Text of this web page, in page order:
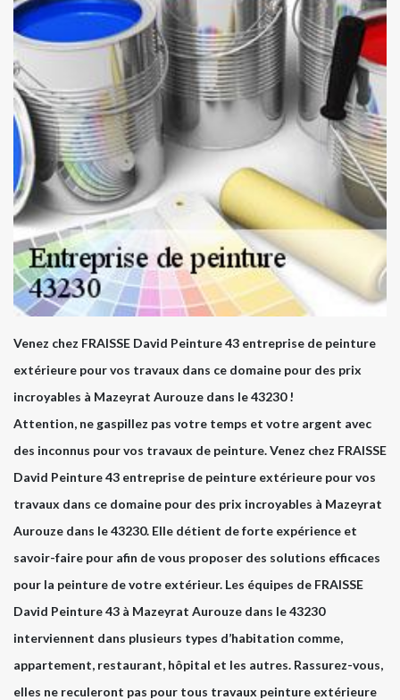
Venez chez FRAISSE David Peinture 43 entreprise de peinture
extérieure pour vos travaux dans ce domaine pour des prix
incroyables à Mazeyrat Aurouze dans le 43230 !
Attention, ne gaspillez pas votre temps et votre argent avec
des inconnus pour vos travaux de peinture. Venez chez FRAISSE
David Peinture 43 entreprise de peinture extérieure pour vos
travaux dans ce domaine pour des prix incroyables à Mazeyrat
Aurouze dans le 43230. Elle détient de forte expérience et
savoir-faire pour afin de vous proposer des solutions efficaces
pour la peinture de votre extérieur. Les équipes de FRAISSE
David Peinture 43 à Mazeyrat Aurouze dans le 43230
interviennent dans plusieurs types d’habitation comme,
appartement, restaurant, hôpital et les autres. Rassurez-vous,
elles ne reculeront pas pour tous travaux peinture extérieure